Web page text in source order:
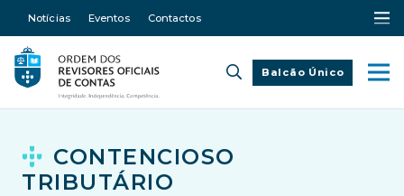
Notícias Eventos Contactos
Balcão Único
CONTENCIOSO
TRIBUTÁRIO